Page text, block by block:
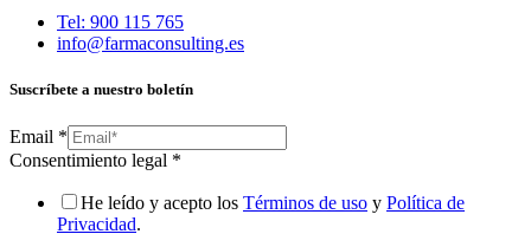
Tel: 900 115 765
info@farmaconsulting.es
Suscríbete a nuestro boletín
Email *
Consentimiento legal *
He leído y acepto los Términos de uso y Política de
Privacidad.